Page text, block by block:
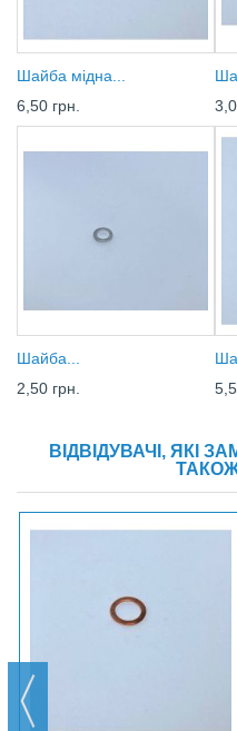
Шайба мідна...
6,50 грн.
Шайба...
2,50 грн.
ВІДВІДУВАЧІ, ЯКІ